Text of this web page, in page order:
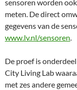
sensoren worden
meten. De direct
gegevens van de
www.lv.nl/sensoren.
De proef is
City Living Lab
met zes andere